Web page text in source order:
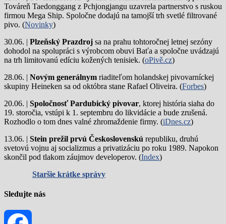
Továreň Taedonggang z Pchjongjangu uzavrela partnerstvo s ruskou
firmou Mega Ship. Spoločne dodajú na tamojší trh svetlé filtrované
pivo. (Novinky)
30.06. | Plzeňský Prazdroj sa na prahu tohtoročnej letnej sezóny
dohodol na spolupráci s výrobcom obuvi Baťa a spoločne uvádzajú
na trh limitovanú edíciu kožených tenisiek. (oPivě.cz)
28.06. | Novým generálnym riaditeľom holandskej pivovarníckej
skupiny Heineken sa od októbra stane Rafael Oliveira. (Forbes)
20.06. | Spoločnosť Pardubický pivovar, ktorej história siaha do
19. storočia, vstúpi k 1. septembru do likvidácie a bude zrušená.
Rozhodlo o tom dnes valné zhromaždenie firmy. (iDnes.cz)
13.06. | Stein prežil prvú Československú republiku, druhú
svetovú vojnu aj socializmus a privatizáciu po roku 1989. Napokon
skončil pod tlakom záujmov developerov. (Index)
Staršie krátke správy
Sledujte nás